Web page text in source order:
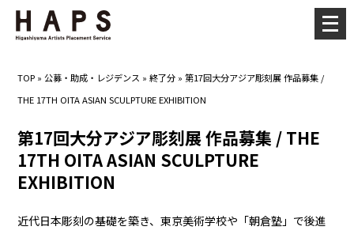
TOP »公募・助成・レジデンス »終了分 »第17回大分アジア彫刻展 作品募集 /
THE 17TH OITA ASIAN SCULPTURE EXHIBITION
第17回大分アジア彫刻展 作品募集 / THE
17TH OITA ASIAN SCULPTURE
EXHIBITION
近代日本彫刻の基礎を築き、東京美術学校や「朝倉塾」で後進
メ
ニ
ー
開